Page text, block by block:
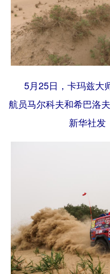
5月25日，卡玛兹大
航员马尔科夫和希巴洛
新华社发